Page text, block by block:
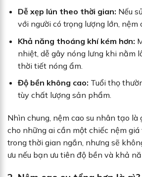
Dễ xẹp lún theo thời gian: Nếu
với người có trọng lượng lớn, nệm
Khả năng thoáng khí kém hơn:
nhiệt, dễ gây nóng lưng khi nằm
thời tiết nóng ẩm.
Độ bền không cao: Tuổi thọ
tùy chất lượng sản phẩm.
Nhìn chung, nệm cao su nhân tạo
cho những ai cần một chiếc nệm
trong thời gian ngắn, nhưng sẽ
ưu nếu bạn ưu tiên độ bền và khả